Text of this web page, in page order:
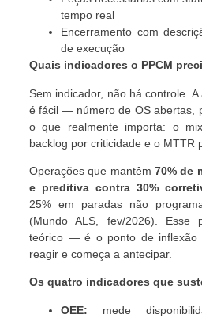
tempo real
Encerramento com
de execução
Quais indicadores o PPCM
Sem indicador, não há controle.
é fácil — número de OS abertas,
o que realmente importa: o
backlog por criticidade e o MTTR
Operações que mantêm 70% de
e preditiva contra 30%
25% em paradas não
(Mundo ALS, fev/2026). Esse
teórico — é o ponto de inflexão
reagir e começa a antecipar.
Os quatro indicadores que
OEE: mede